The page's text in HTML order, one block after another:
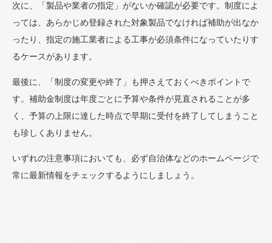
次に、「製品や業者の指定」がないか確認が必要です。制度によ
っては、あらかじめ登録された対象製品でなければ補助が出なか
ったり、指定の施工業者による工事が必須条件になっていたりす
るケースがあります。
最後に、「制度の変更や終了」も押さえておくべきポイントで
す。補助金制度は年度ごとに予算や条件が見直されることが多
く、予算の上限に達した時点で早期に受付を終了してしまうこと
も珍しくありません。
いずれの注意事項においても、必ず自治体などのホームページで
常に最新情報をチェックするようにしましょう。